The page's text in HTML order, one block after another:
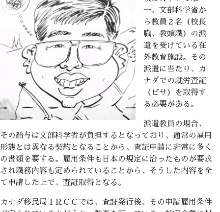
一、文部科学省か
ら教員２名（校長
職、教頭職）の派
遣を受けている在
外教育施設。その
派遣に当たり、カ
ナダでの就労査証
（ビサ）を取得す
る必要がある。
派遣教員の場合、
その給与は文部科学省が負担するとなっており、通常の雇用
形態とは異なる契約となることから、査証申請に非常に多く
の書類を要する。雇用条件も日本の規定に沿ったものが要求
され職務内容も定められていることから、そうした内容を全
て申請した上で、査証取得となる。
カナダ移民局ＩＲＣＣでは、査証発行後、その申請雇用条件